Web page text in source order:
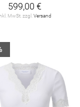
599,00 €
MwSt. zzgl. Versand